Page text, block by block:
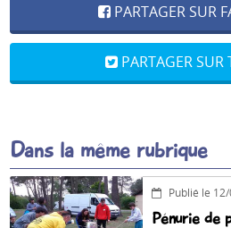
PARTAGER SUR
PARTAGER SUR
Dans la même rubrique
Publié le
Pénurie de